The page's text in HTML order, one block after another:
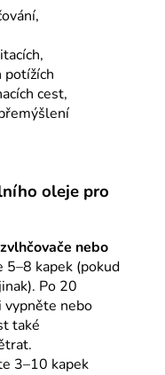
potížích
cest,
oleje pro
nebo
5–8 kapek (pokud
Po 20
vypněte nebo
také
3–10 kapek